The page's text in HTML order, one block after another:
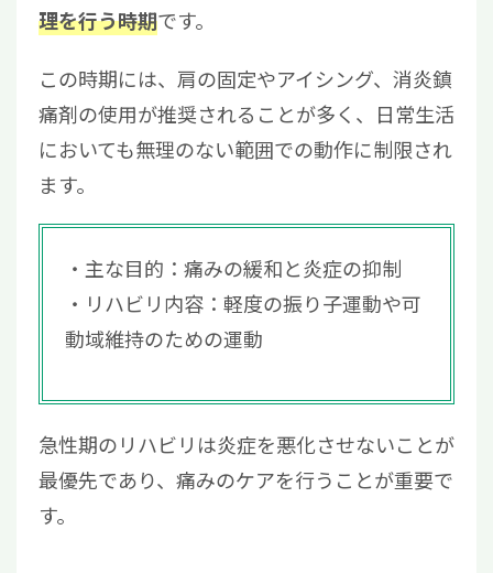
理を行う時期です。
この時期には、肩の固定やアイシング、消炎鎮
痛剤の使用が推奨されることが多く、日常生活
においても無理のない範囲での動作に制限され
ます。
主な目的：痛みの緩和と炎症の抑制
リハビリ内容：軽度の振り子運動や可
動域維持のための運動
急性期のリハビリは炎症を悪化させないことが
最優先であり、痛みのケアを行うことが重要で
す。